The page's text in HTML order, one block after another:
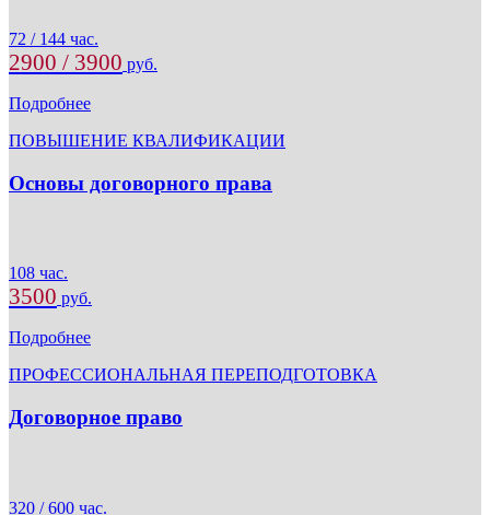
72 / 144 час.
2900 / 3900 руб.
Подробнее
ПОВЫШЕНИЕ КВАЛИФИКАЦИИ
Основы договорного права
108 час.
3500 руб.
Подробнее
ПРОФЕССИОНАЛЬНАЯ ПЕРЕПОДГОТОВКА
Договорное право
320 / 600 час.